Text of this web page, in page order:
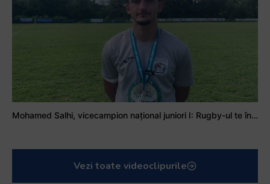
Mohamed Salhi, vicecampion național juniori I: Rugby-ul te învață să accepți și înfrângerile
Vezi toate videoclipurile